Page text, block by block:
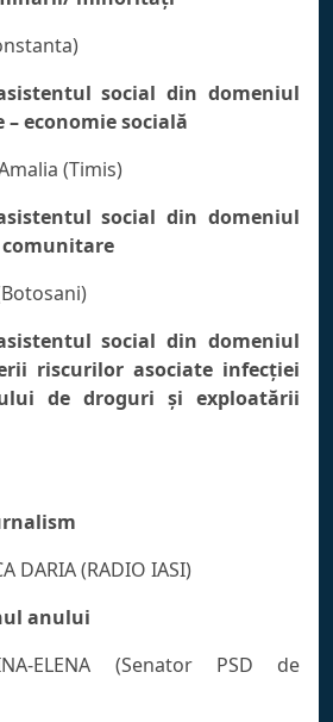
social din domeniul
economie socială
(Timis)
social din domeniul
social din domeniul
riscurilor asociate infecției
de droguri și exploatării
DARIA (RADIO IASI)
anului
ELENA (Senator PSD de